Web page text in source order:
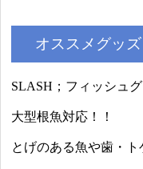
オススメグッズ
SLASH；フィッシュ
大型根魚対応！！
とげのある魚や歯・